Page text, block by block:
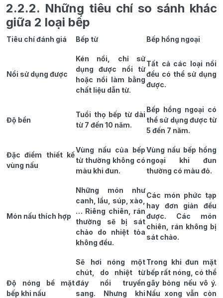
2.2.2. Những tiêu chí so sánh khác
giữa 2 loại bếp
Tiêu chí đánh giá Bếp từ Bếp hồng ngoại
Nồi sử dụng được
Kén nồi, chỉ sử
dụng được nồi từ
hoặc nồi làm bằng
chất liệu dẫn từ.
Tất cả các loại nồi
đều có thể sử dụng
được.
Độ bền
Tuổi thọ bếp từ dài
từ 7 đến 10 năm.
Bếp hồng ngoại có
thể sử dụng được từ
5 đến 7 năm.
Đặc điểm thiết kế
vùng nấu
Vùng nấu của bếp
từ thường không có
màu khi đun.
Vùng nấu bếp hồng
ngoại khi đun
thường có màu đỏ.
Món nấu thích hợp
Những món như
canh, lẩu, súp, xào,
… Riêng chiên, rán
thường sẽ bị sát
chảo do nhiệt tỏa
không đều.
Các món phức tạp
hay đơn giản đều
được. Các món
chiên, rán không bị
sát chảo.
Độ nóng bề mặt
bếp khi nấu
Sẽ hơi nóng một
chút, do nhiệt từ
đáy nồi truyền
sang. Nhưng khi
Trong khi đun mặt
bếp rất nóng, có thể
gây bỏng nếu vô ý.
Nấu xong vẫn còn